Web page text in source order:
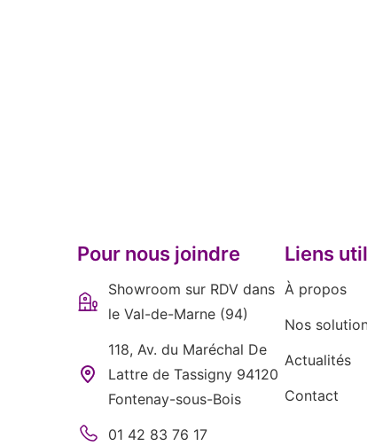
Pour nous joindre
Showroom sur RDV dans
le Val-de-Marne (94)
118, Av. du Maréchal De
Lattre de Tassigny 94120
Fontenay-sous-Bois
01 42 83 76 17
Liens
À propos
Nos
Actualités
Contact